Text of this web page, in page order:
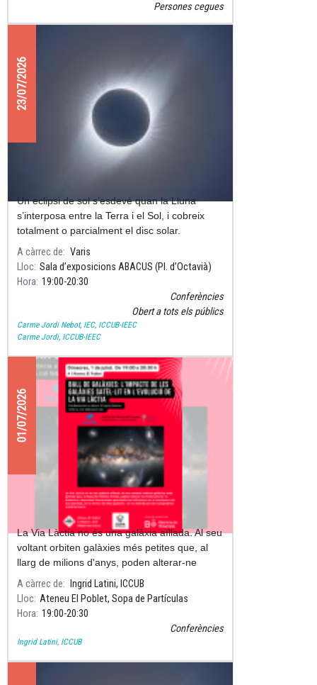
Persones cegues
23/07/2026
CONFERÈNCIA “L’eclipsi del segle”
Un eclipsi de sol s’esdevé quan la Lluna
s’interposa entre la Terra i el Sol, i cobreix
totalment o parcialment el disc solar.
A càrrec de
Varis
Lloc Sala d’exposicions ABACUS (Pl. d’Octavià)
Hora 19:00 20:30
Conferències
Obert a tots els públics
Carme Jordi Nebot, IEC, ICCUB-IEEC
Carme Jordi, ICCUB-IEEC
01/07/2026
Ball de galàxies: l'impacte de les
galàxies satèl·lit en l'evolució de la
Via Làctia
La Via Làctia no és una galàxia aïllada. Al seu
voltant orbiten galàxies més petites que, al
llarg de milions d'anys, poden alterar-ne
l'estructura i la dinàmica.
A càrrec de
Ingrid Latini, ICCUB
Lloc Ateneu El Poblet, Sopa de Partículas
Hora 19:00 20:30
Conferències
Ingrid Latini, ICCUB